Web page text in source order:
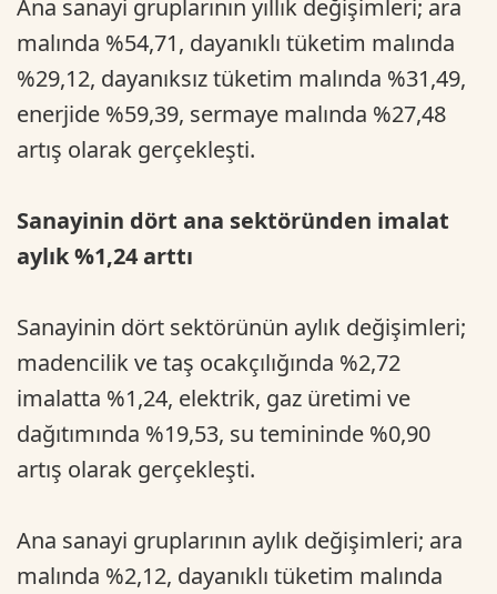
Ana sanayi gruplarının yıllık değişimleri; ara
malında %54,71, dayanıklı tüketim malında
%29,12, dayanıksız tüketim malında %31,49,
enerjide %59,39, sermaye malında %27,48
artış olarak gerçekleşti.
Sanayinin dört ana sektöründen imalat
aylık %1,24 arttı
Sanayinin dört sektörünün aylık değişimleri;
madencilik ve taş ocakçılığında %2,72
imalatta %1,24, elektrik, gaz üretimi ve
dağıtımında %19,53, su temininde %0,90
artış olarak gerçekleşti.
Ana sanayi gruplarının aylık değişimleri; ara
malında %2,12, dayanıklı tüketim malında